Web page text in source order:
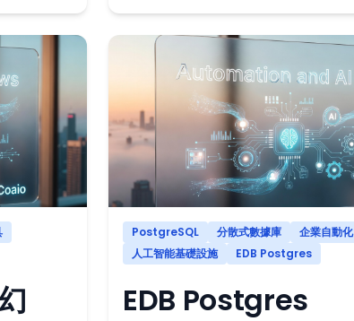
PostgreSQL 分散式數據庫
企業自動化
人工智能基礎設施
EDB Postgres
EDB Postgres